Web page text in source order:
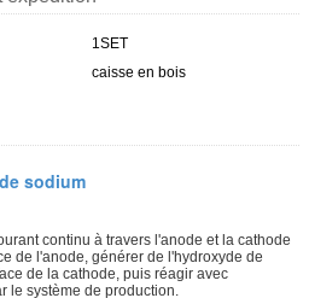
1SET
caisse en bois
sodium
continu à travers l'anode et la cathode
de l'anode, générer de l'hydroxyde de
de la cathode, puis réagir avec
le système de production.